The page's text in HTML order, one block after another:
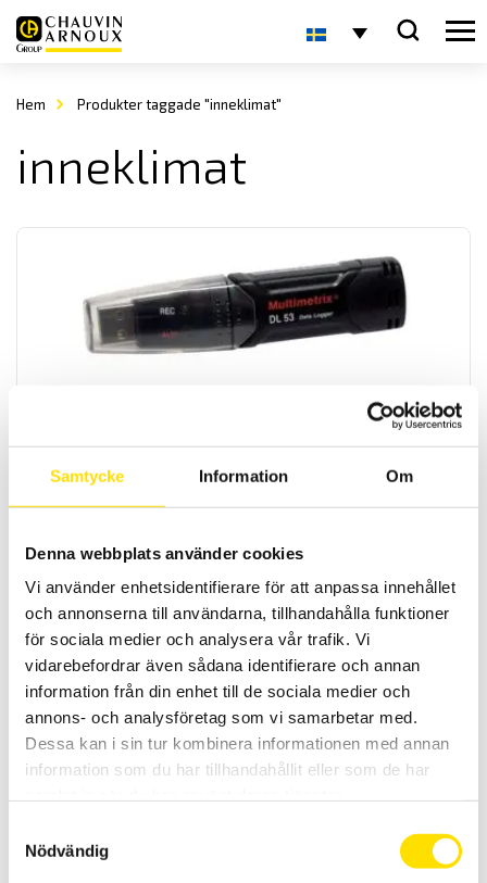
Samtycke Information Om
Denna webbplats använder cookies
Vi använder enhetsidentifierare för att anpassa innehållet
och annonserna till användarna, tillhandahålla funktioner
för sociala medier och analysera vår trafik. Vi
vidarebefordrar även sådana identifierare och annan
information från din enhet till de sociala medier och
annons- och analysföretag som vi samarbetar med.
Dessa kan i sin tur kombinera informationen med annan
information som du har tillhandahållit eller som de har
Nödvändig
Hem Produkter taggade "inneklimat"
inneklimat
Smidig liten USB-logger för mätning av temperatur och fukt.
1,490.00 LÄS MER
CA1510 Luftkvalitetslogger
Inomhuskvalitetslogger som mäter och spelar in tre fysiska
storheter, CO 2(koldioxid), temperatur samt relativ luftfuktighet.